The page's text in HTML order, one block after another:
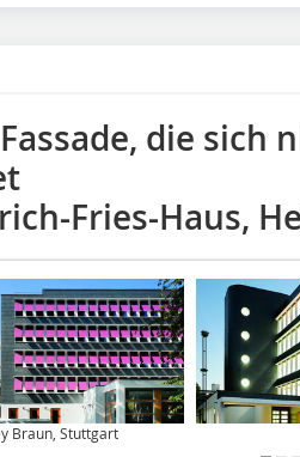
die sich
Fries-Haus,
Braun, Stuttgart